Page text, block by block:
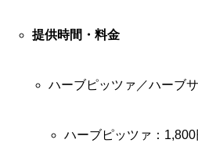
提供時間・料金
ハーブピッツァ／ハーブ
ハーブピッツァ：1,800